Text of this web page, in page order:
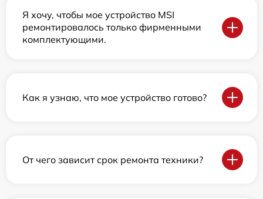
Я хочу, чтобы мое устройство MSI
ремонтировалось только фирменными
комплектующими.
Как я узнаю, что мое устройство готово?
От чего зависит срок ремонта техники?